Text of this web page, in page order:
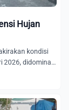
Hujan
kondisi
2026, didominasi